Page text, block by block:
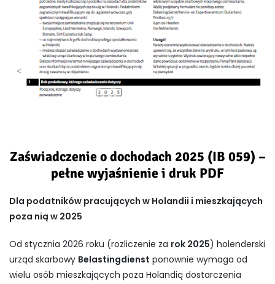
Zaświadczenie o dochodach 2025 (IB 059) –
pełne wyjaśnienie i druk PDF
Dla podatników pracujących w Holandii i mieszkających
poza nią w 2025
Od stycznia 2026 roku (rozliczenie za rok 2025) holenderski
urząd skarbowy Belastingdienst ponownie wymaga od
wielu osób mieszkających poza Holandią dostarczenia